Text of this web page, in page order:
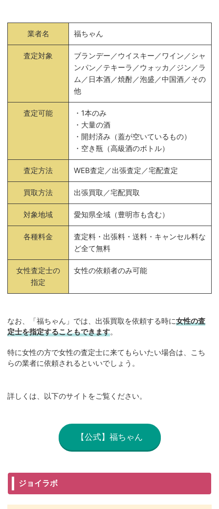
業者名 福ちゃん
査定対象
ブランデー／ウイスキー／ワイン／シャ
ンパン／テキーラ／ウォッカ／ジン／ラ
ム／日本酒／焼酎／泡盛／中国酒／その
他
査定可能
・1本のみ
・大量の酒
・開封済み（蓋が空いているもの）
・空き瓶（高級酒のボトル）
査定方法 WEB査定／出張査定／宅配査定
買取方法 出張買取／宅配買取
対象地域 愛知県全域（豊明市も含む）
各種料金
査定料・出張料・送料・キャンセル料な
ど全て無料
女性査定士の
指定
女性の依頼者のみ可能
なお、「福ちゃん」では、出張買取を依頼する時に女性の査
定士を指定することもできます。
特に女性の方で女性の査定士に来てもらいたい場合は、こち
らの業者に依頼されるといいでしょう。
詳しくは、以下のサイトをご覧ください。
【公式】福ちゃん
ジョイラボ